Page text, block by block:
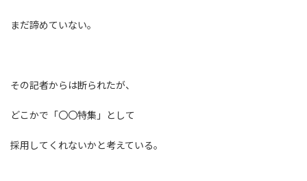
まだ諦めていない。
その記者からは断られたが、
どこかで「〇〇特集」として
採用してくれないかと考えている。